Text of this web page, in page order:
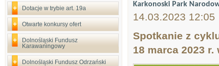
Dotacje w trybie art. 19a
Otwarte konkursy ofert
Dolnośląski Fundusz
Karawaningowy
Dolnośląski Fundusz Odrzański
Karkonoski Park
14.03.2023 12:05
Spotkanie z
18 marca 2023 r.